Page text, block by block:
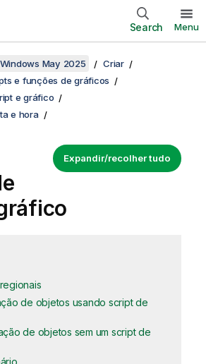
Search Menu
May 2025
Criar
e funções de gráficos
e gráfico
e hora
Expandir/recolher tudo
de objetos usando script de
de objetos sem um script de